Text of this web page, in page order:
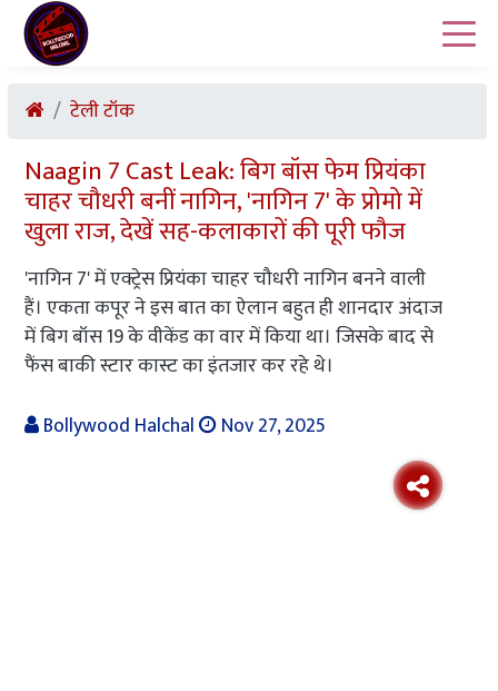
टेली टॉक
Naagin 7 Cast Leak: बिग बॉस फेम प्रियंका
चाहर चौधरी बनीं नागिन, 'नागिन 7' के प्रोमो में
खुला राज, देखें सह-कलाकारों की पूरी फौज
'नागिन 7' में एक्ट्रेस प्रियंका चाहर चौधरी नागिन बनने वाली
हैं। एकता कपूर ने इस बात का ऐलान बहुत ही शानदार अंदाज
में बिग बॉस 19 के वीकेंड का वार में किया था। जिसके बाद से
फैंस बाकी स्टार कास्ट का इंतजार कर रहे थे।
Bollywood Halchal
Nov 27, 2025